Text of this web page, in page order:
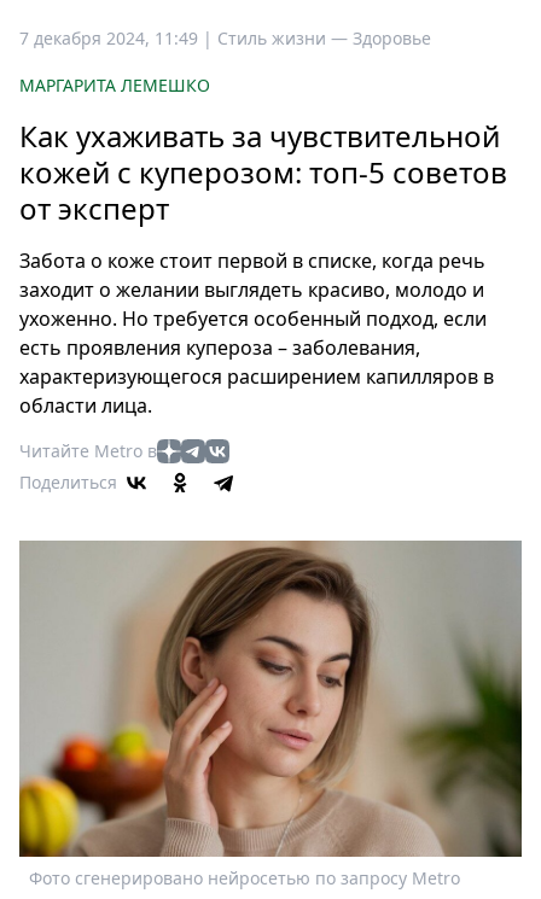
Все
Россия
Мир
Здоровье
Туризм
Мода
Театр
Кино
Афиша
Книги
Выставки
релизы
Metro
Стримы
Спецпроекты
Звезды
Выборы
2026
Скачай
Metro
7 декабря 2024, 11:49 | Стиль жизни — Здоровье
МАРГАРИТА ЛЕМЕШКО
Как ухаживать за чувствительной
кожей с куперозом: топ-5 советов
от эксперт
Забота о коже стоит первой в списке, когда речь
заходит о желании выглядеть красиво, молодо и
ухоженно. Но требуется особенный подход, если
есть проявления купероза – заболевания,
характеризующегося расширением капилляров в
области лица.
Читайте Metro в
Поделиться
Фото сгенерировано нейросетью по запросу Metro